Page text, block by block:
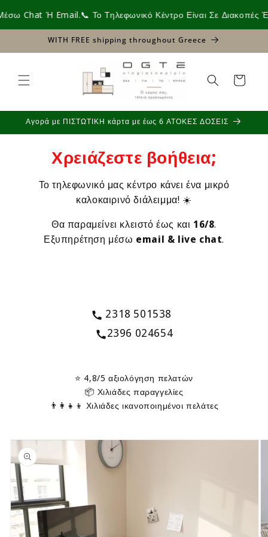
Skip to
content
Chat Ή Email.📞 Το Τηλεφωνικό Κέντρο Είναι Σε Διακοπές
WITH FREE shipping throughout Greece
Cart
Αγορά με ΠΙΣΤΩΤΙΚΗ κάρτα με έως 6 ΑΤΟΚΕΣ ΔΟΣΕΙΣ
Χρειάζεστε βοήθεια;
Το τηλεφωνικό μας κέντρο κάνει ένα μικρό
καλοκαιρινό διάλειμμα! ☀️
Θα παραμείνει κλειστό έως και 16/8.
Εξυπηρέτηση μέσω email & live chat.
2318 501538
2396 024654
⭐ 4,8/5 αξιολόγηση πελατών
📦 Χιλιάδες παραγγελίες
👨‍👩‍👧‍👦 Χιλιάδες ικανοποιημένοι πελάτες
Skip to
product
information